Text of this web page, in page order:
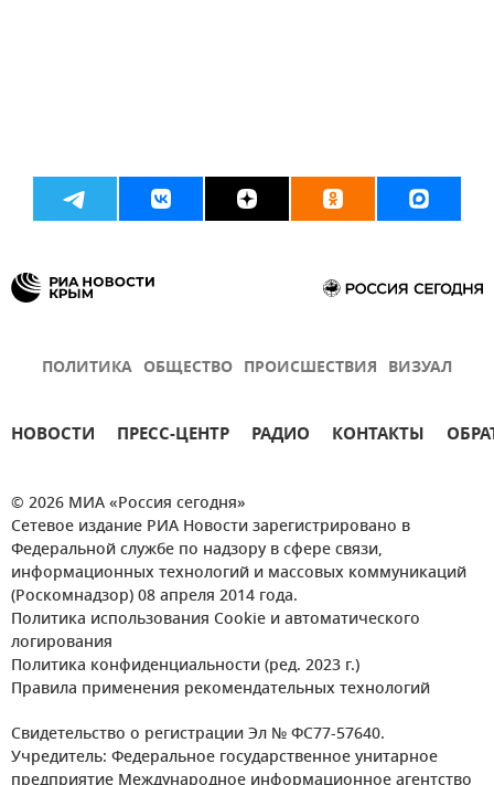
ПОЛИТИКА ОБЩЕСТВО ПРОИСШЕСТВИЯ ВИЗУАЛ
НОВОСТИ ПРЕСС-ЦЕНТР РАДИО КОНТАКТЫ
© 2026 МИА «Россия сегодня»
Сетевое издание РИА Новости зарегистрировано в
Федеральной службе по надзору в сфере связи,
информационных технологий и массовых коммуникаций
(Роскомнадзор) 08 апреля 2014 года.
Политика использования Cookie и автоматического
логирования
Политика конфиденциальности (ред. 2023 г.)
Правила применения рекомендательных технологий
Свидетельство о регистрации Эл № ФС77-57640.
Учредитель: Федеральное государственное унитарное